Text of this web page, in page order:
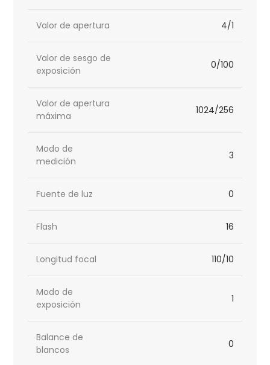
Valor de apertura 4/1
Valor de sesgo de
exposición
0/100
Valor de apertura
máxima
1024/256
Modo de
medición
3
Fuente de luz 0
Flash 16
Longitud focal 110/10
Modo de
exposición
1
Balance de
blancos
0